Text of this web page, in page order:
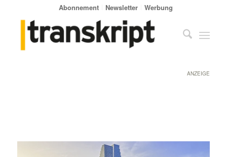
Abonnement Newsletter Werbung
ANZEIGE